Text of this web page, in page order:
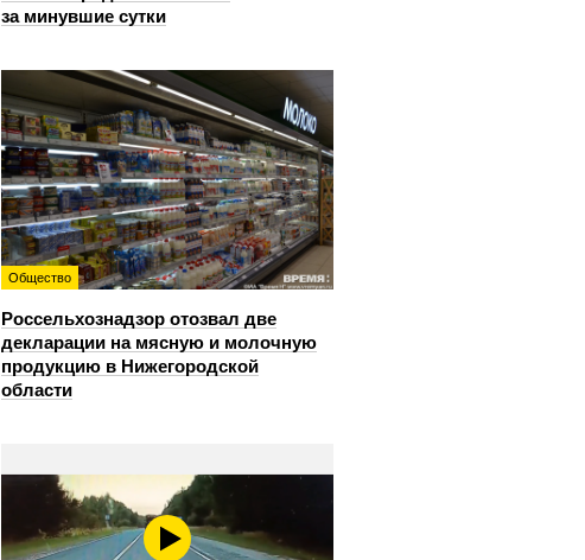
за минувшие сутки
Общество
Россельхознадзор отозвал две
декларации на мясную и молочную
продукцию в Нижегородской
области